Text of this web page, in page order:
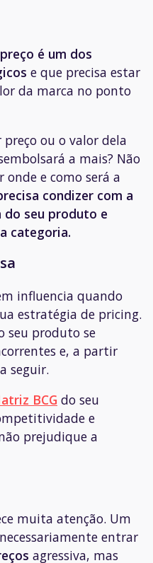
preço é um dos
e que precisa estar
da marca no ponto
ou o valor dela
a mais? Não
onde e como será a
condizer com a
do seu produto e
categoria.
influencia quando
estratégia de pricing.
seu produto se
e, a partir
seguir.
BCG do seu
e
prejudique a
muita atenção. Um
entrar
agressiva, mas